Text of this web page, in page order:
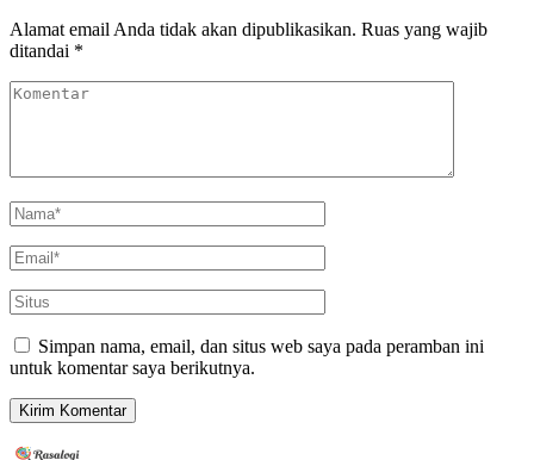
Alamat email Anda tidak akan dipublikasikan. Ruas yang wajib
ditandai *
Simpan nama, email, dan situs web saya pada peramban ini
untuk komentar saya berikutnya.